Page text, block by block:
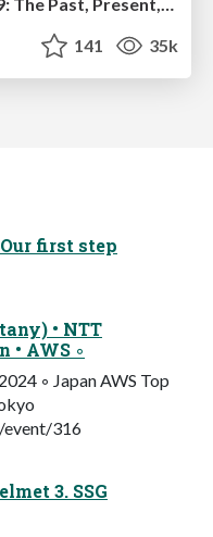
141 35k
first step
• NTT
• AWS ◦
◦ Japan AWS Top
event/316
3. SSG